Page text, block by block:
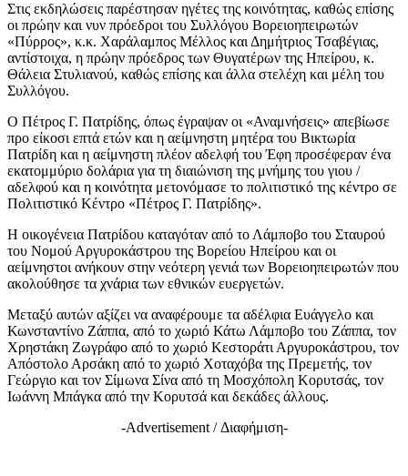
Στις εκδηλώσεις παρέστησαν ηγέτες της κοινότητας, καθώς επίσης
οι πρώην και νυν πρόεδροι του Συλλόγου Βορειοηπειρωτών
«Πύρρος», κ.κ. Χαράλαμπος Μέλλος και Δημήτριος Τσαβέγιας,
αντίστοιχα, η πρώην πρόεδρος των Θυγατέρων της Ηπείρου, κ.
Θάλεια Στυλιανού, καθώς επίσης και άλλα στελέχη και μέλη του
Συλλόγου.
Ο Πέτρος Γ. Πατρίδης, όπως έγραψαν οι «Αναμνήσεις» απεβίωσε
προ είκοσι επτά ετών και η αείμνηστη μητέρα του Βικτωρία
Πατρίδη και η αείμνηστη πλέον αδελφή του Έφη προσέφεραν ένα
εκατομμύριο δολάρια για τη διαιώνιση της μνήμης του γιου /
αδελφού και η κοινότητα μετονόμασε το πολιτιστικό της κέντρο σε
Πολιτιστικό Κέντρο «Πέτρος Γ. Πατρίδης».
Η οικογένεια Πατρίδου καταγόταν από το Λάμποβο του Σταυρού
του Νομού Αργυροκάστρου της Βορείου Ηπείρου και οι
αείμνηστοι ανήκουν στην νεότερη γενιά των Βορειοηπειρωτών που
ακολούθησε τα χνάρια των εθνικών ευεργετών.
Μεταξύ αυτών αξίζει να αναφέρουμε τα αδέλφια Ευάγγελο και
Κωνσταντίνο Ζάππα, από το χωριό Κάτω Λάμποβο του Ζάππα, τον
Χρηστάκη Ζωγράφο από το χωριό Κεστοράτι Αργυροκάστρου, τον
Απόστολο Αρσάκη από το χωριό Χοταχόβα της Πρεμετής, τον
Γεώργιο και τον Σίμωνα Σίνα από τη Μοσχόπολη Κορυτσάς, τον
Ιωάννη Μπάγκα από την Κορυτσά και δεκάδες άλλους.
-Advertisement / Διαφήμιση-